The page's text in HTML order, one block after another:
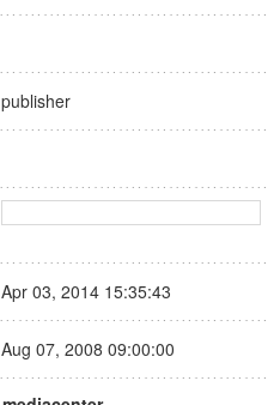
publisher
Apr 03, 2014 15:35:43
Aug 07, 2008 09:00:00